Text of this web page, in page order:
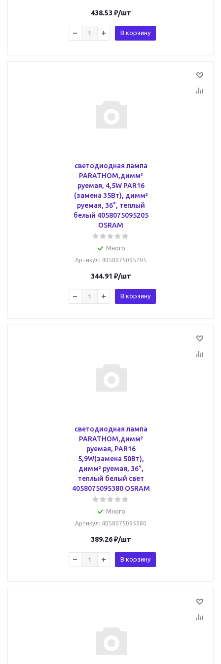
438.53 ₽/шт
В корзину
светодиодная лампа
PARATHOM,димм²
руемая, 4,5W PAR16
(замена 35Вт), димм²
руемая, 36°, теплый
белый 4058075095205
OSRAM
Много
Артикул: 4058075095205
344.91 ₽/шт
В корзину
светодиодная лампа
PARATHOM,димм²
руемая, PAR16
5,9W(замена 50Вт),
димм² руемая, 36°,
теплый белый свет
4058075095380 OSRAM
Много
Артикул: 4058075095380
389.26₽/шт
В корзину